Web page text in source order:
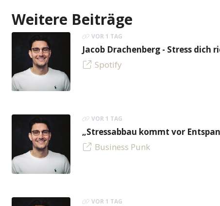
Weitere Beiträge
VOR 1 TAG
Jacob Drachenberg - Stress dich
Spotify
VOR 1 TAG
„Stressabbau kommt vor
Business Punk
VOR 1 TAG